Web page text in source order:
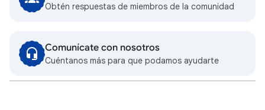
Obtén respuestas de miembros de la comunidad
Comunícate con nosotros
Cuéntanos más para que podamos ayudarte